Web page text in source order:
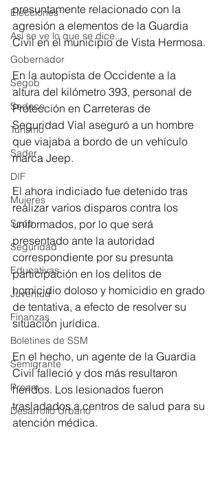
Elecciones
Así se ve lo que se dice...
Gobernador
Segob
Sedeco
Turismo
Sader
DIF
Mujeres
Scop
Seguridad
Educativas
Juventud
Finanzas
Boletines de SSM
Semigrante
Proam
Desarrollo Urbano
presuntamente relacionado con la
agresión a elementos de la Guardia
Civil en el municipio de Vista Hermosa.
En la autopista de Occidente a la
altura del kilómetro 393, personal de
Protección en Carreteras de
Seguridad Vial aseguró a un hombre
que viajaba a bordo de un vehículo
marca Jeep.
El ahora indiciado fue detenido tras
realizar varios disparos contra los
uniformados, por lo que será
presentado ante la autoridad
correspondiente por su presunta
participación en los delitos de
homicidio doloso y homicidio en grado
de tentativa, a efecto de resolver su
situación jurídica.
En el hecho, un agente de la Guardia
Civil falleció y dos más resultaron
heridos. Los lesionados fueron
trasladados a centros de salud para su
atención médica.